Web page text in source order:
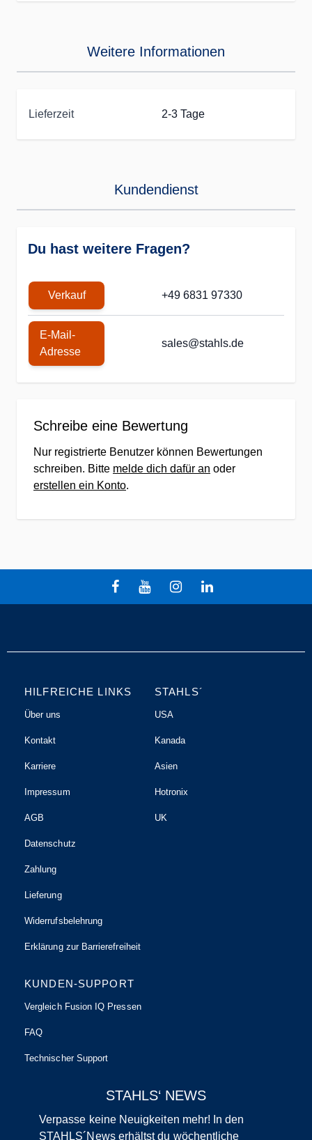
Weitere Informationen
Lieferzeit 2-3 Tage
Kundendienst
Du hast weitere Fragen?
Verkauf +49 6831 97330
E-Mail-
Adresse
sales@stahls.de
Schreibe eine Bewertung
Nur registrierte Benutzer können Bewertungen
schreiben. Bitte melde dich dafür an oder
erstellen ein Konto.
HILFREICHE LINKS
Über uns
Kontakt
Karriere
Impressum
AGB
Datenschutz
Zahlung
Lieferung
Widerrufsbelehrung
Erklärung zur Barrierefreiheit
STAHLS´
USA
Kanada
Asien
Hotronix
UK
KUNDEN-SUPPORT
Vergleich Fusion IQ Pressen
FAQ
Technischer Support
STAHLS‘ NEWS
Verpasse keine Neuigkeiten mehr! In den
STAHLS´News erhältst du wöchentliche